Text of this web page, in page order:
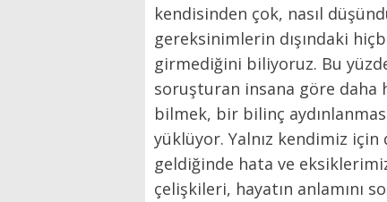
kendisinden çok, nasıl
gereksinimlerin dışındaki
girmediğini biliyoruz. Bu
soruşturan insana göre daha
bilmek, bir bilinç
yüklüyor. Yalnız kendimiz için
geldiğinde hata ve
çelişkileri, hayatın anlamını